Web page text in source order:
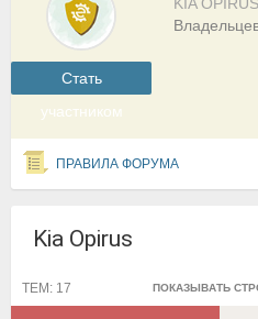
Cтать
участником
ПРАВИЛА ФОРУМА
Kia Opirus
ПОКАЗЫВАТЬ
ТЕМ: 17